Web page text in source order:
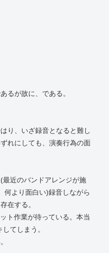
るが故に、である。
り、いざ録音となると難し
れにしても、演奏行為の面
近のバンドアレンジが施
何より面白い)録音しながら
在する。
ト作業が待っている。本当
てしまう。